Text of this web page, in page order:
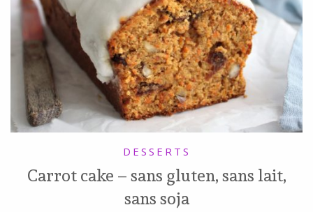
DESSERTS
Carrot cake – sans gluten, sans lait,
sans soja